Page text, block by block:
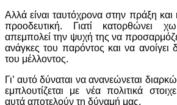
Αλλά είναι ταυτόχρονα στην πράξη
προοδευτική. Γιατί κατορθώνει
απεμπολεί την ψυχή της να
ανάγκες του παρόντος και να ανοίγει
του μέλλοντος.
Γι’ αυτό δύναται να ανανεώνεται
εμπλουτίζεται με νέα πολιτικά
αυτά αποτελούν τη δύναμή μας.